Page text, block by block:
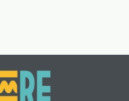
грани кубика.
должен придумать,
элемент или